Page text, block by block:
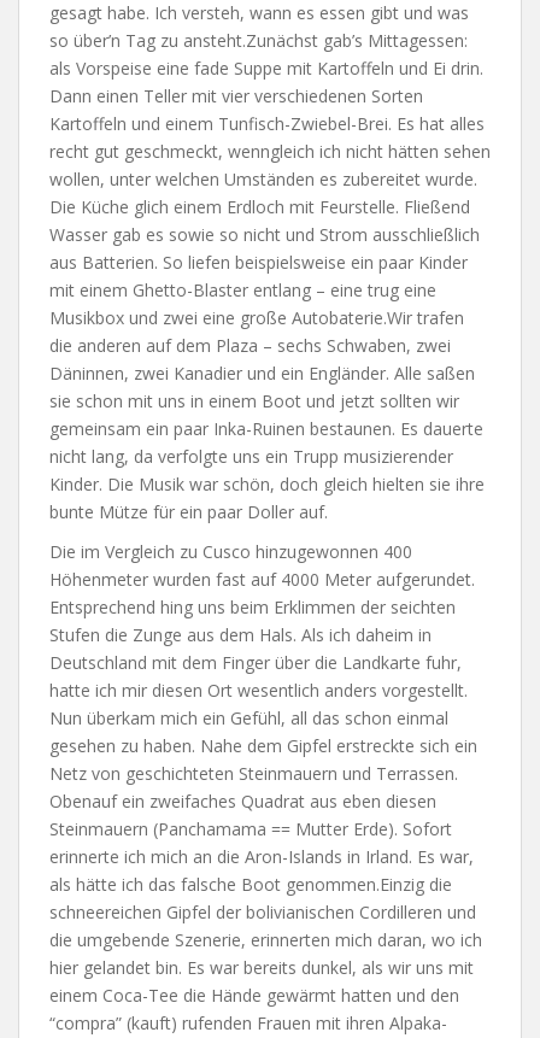
gesagt habe. Ich versteh, wann es essen gibt und was
so über’n Tag zu ansteht.Zunächst gab’s Mittagessen:
als Vorspeise eine fade Suppe mit Kartoffeln und Ei drin.
Dann einen Teller mit vier verschiedenen Sorten
Kartoffeln und einem Tunfisch-Zwiebel-Brei. Es hat alles
recht gut geschmeckt, wenngleich ich nicht hätten sehen
wollen, unter welchen Umständen es zubereitet wurde.
Die Küche glich einem Erdloch mit Feurstelle. Fließend
Wasser gab es sowie so nicht und Strom ausschließlich
aus Batterien. So liefen beispielsweise ein paar Kinder
mit einem Ghetto-Blaster entlang – eine trug eine
Musikbox und zwei eine große Autobaterie.Wir trafen
die anderen auf dem Plaza – sechs Schwaben, zwei
Däninnen, zwei Kanadier und ein Engländer. Alle saßen
sie schon mit uns in einem Boot und jetzt sollten wir
gemeinsam ein paar Inka-Ruinen bestaunen. Es dauerte
nicht lang, da verfolgte uns ein Trupp musizierender
Kinder. Die Musik war schön, doch gleich hielten sie ihre
bunte Mütze für ein paar Doller auf.
Die im Vergleich zu Cusco hinzugewonnen 400
Höhenmeter wurden fast auf 4000 Meter aufgerundet.
Entsprechend hing uns beim Erklimmen der seichten
Stufen die Zunge aus dem Hals. Als ich daheim in
Deutschland mit dem Finger über die Landkarte fuhr,
hatte ich mir diesen Ort wesentlich anders vorgestellt.
Nun überkam mich ein Gefühl, all das schon einmal
gesehen zu haben. Nahe dem Gipfel erstreckte sich ein
Netz von geschichteten Steinmauern und Terrassen.
Obenauf ein zweifaches Quadrat aus eben diesen
Steinmauern (Panchamama == Mutter Erde). Sofort
erinnerte ich mich an die Aron-Islands in Irland. Es war,
als hätte ich das falsche Boot genommen.Einzig die
schneereichen Gipfel der bolivianischen Cordilleren und
die umgebende Szenerie, erinnerten mich daran, wo ich
hier gelandet bin. Es war bereits dunkel, als wir uns mit
einem Coca-Tee die Hände gewärmt hatten und den
“compra” (kauft) rufenden Frauen mit ihren Alpaka-